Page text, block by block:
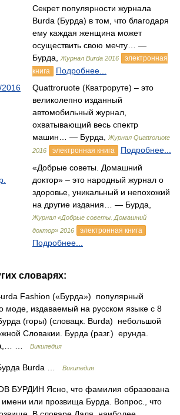
Секрет популярности журнала
Burda (Бурда) в том, что благодаря
ему каждая женщина может
осуществить свою мечту… —
Бурда,
Журнал Burda 2016
электронная
книга
Подробнее...
Quattroruote (Кватроруте) – это
великолепно изданный
автомобильный журнал,
охватывающий весь спектр
машин… — Бурда,
Журнал Quattroruote
2016
электронная книга
Подробнее...
«Добрые советы. Домашний
доктор» – это народный журнал о
здоровье, уникальный и непохожий
на другие издания… — Бурда,
Журнал «Добрые советы. Домашний
доктор» 2016
электронная книга
Подробнее...
словарях:
Fashion («Бурда») популярный
моде, издаваемый на русском языке с 8
(горы) (словацк. Burda) небольшой
Словакии. Бурда (разг.) ерунда.
…
Википедия
Burda … Википедия
БУРДИН Ясно, что фамилия образована
имени или прозвища Бурда. Вопрос., что